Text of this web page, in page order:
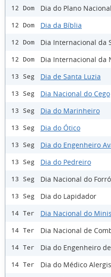
12 Dom Dia do Plano
12 Dom Dia da Bíblia
12 Dom Dia Internacional da
12 Dom Dia Internacional da
13 Seg Dia de Santa Luzia
13 Seg Dia Nacional do Cego
13 Seg Dia do Marinheiro
13 Seg Dia do Ótico
13 Seg Dia do Engenheiro
13 Seg Dia do Pedreiro
13 Seg Dia Nacional do Forró
13 Seg Dia do Lapidador
14 Ter Dia Nacional do
14 Ter Dia Nacional de
14 Ter Dia do Engenheiro
14 Ter Dia do Médico